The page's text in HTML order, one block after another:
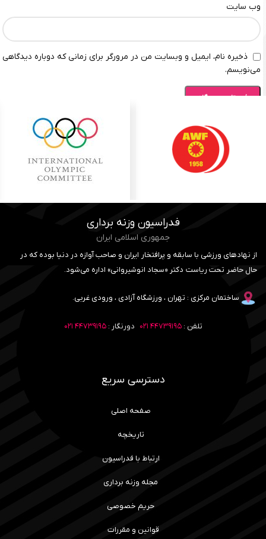
وب‌ سایت
ذخیره نام، ایمیل و وبسایت من در مرورگر برای زمانی که دوباره دیدگاهی
می‌نویسم.
فدراسیون وزنه برداری
جمهوری اسلامی ایران
از نهادهای ورزشی با سابقه و پرافتخار ایران و صاحب آوازه در دنیا بوده که در
حال حاضر تحت ریاست دکتر «سجاد انوشیروانی» اداره می‌شود.
ساختمان مرکزی : تهران ، ورزشگاه آزادی ، ورودی غربی.
تلفن :۴۴۷۳۹۱۹۵ ۰۲۱ دورنگار :۴۴۷۳۹۱۹۵ ۰۲۱
دسترسی سریع
صفحه اصلی
تاریخچه
ارتباط با فدراسیون
مجله وزنه برداری
حریم خصوصی
قوانین و مقررات